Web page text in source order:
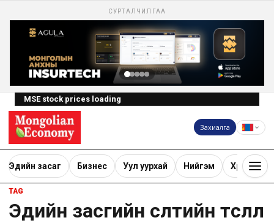
СУРТАЛЧИЛГАА
MSE stock prices loading
Захиалга
Эдийн засаг Бизнес Уул уурхай Нийгэм Хөрөнгө
TAG
Эдийн засгийн өсөлтийн төсөөлөл